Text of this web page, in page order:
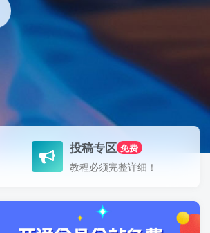
投稿专区 免费
教程必须完整详细！